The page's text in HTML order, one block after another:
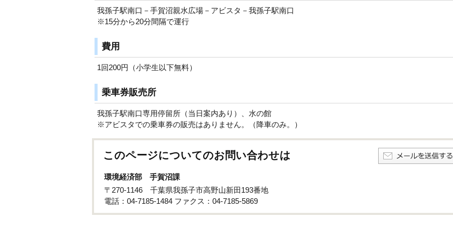
我孫子駅南口－手賀沼親水広場－アビスタ－我孫子駅南口
※15分から20分間隔で運行
費用
1回200円（小学生以下無料）
乗車券販売所
我孫子駅南口専用停留所（当日案内あり）、水の館
※アビスタでの乗車券の販売はありません。（降車のみ。）
このページについてのお問い合わせは
環境経済部 手賀沼課
〒270-1146 千葉県我孫子市高野山新田193番地
電話：04-7185-1484 ファクス：04-7185-5869